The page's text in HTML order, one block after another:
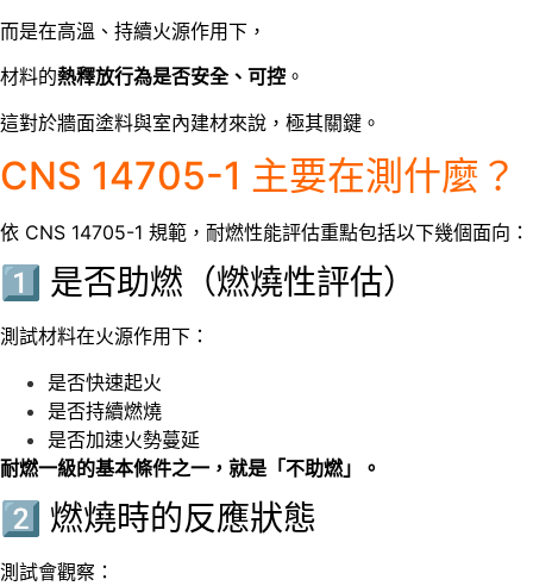
而是在高溫、持續火源作用下，
材料的熱釋放行為是否安全、可控 。
這對於牆面塗料與室內建材來說，極其關鍵。
CNS 14705-1 主要在測什麼？
依 CNS 14705-1 規範，耐燃性能評估重點包括以下幾個面向：
1️⃣ 是否助燃（燃燒性評估）
測試材料在火源作用下：
是否快速起火
是否持續燃燒
是否加速火勢蔓延
耐燃一級的基本條件之一，就是「不助燃」。
2️⃣ 燃燒時的反應狀態
測試會觀察：